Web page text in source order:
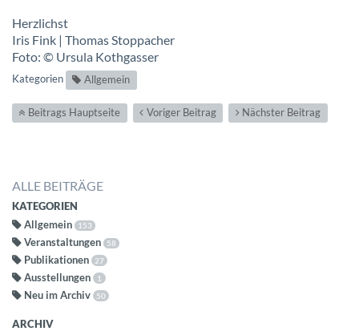
Herzlichst
Iris Fink | Thomas Stoppacher
Foto: © Ursula Kothgasser
Kategorien Allgemein
Beitrags Hauptseite Voriger Beitrag Nächster Beitrag
ALLE BEITRÄGE
KATEGORIEN
Allgemein 153
Veranstaltungen 58
Publikationen 27
Ausstellungen 1
Neu im Archiv 50
ARCHIV